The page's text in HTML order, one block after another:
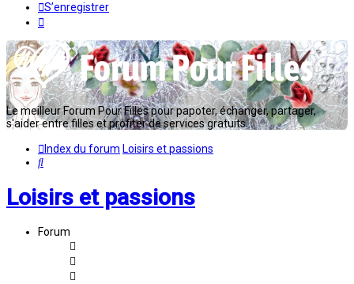
S’enregistrer
Le meilleur Forum Pour Filles pour papoter, échanger, partager,
s'aider entre filles et profiter de services gratuits...
Index du forum Loisirs et passions
Rechercher
Loisirs et passions
Forum